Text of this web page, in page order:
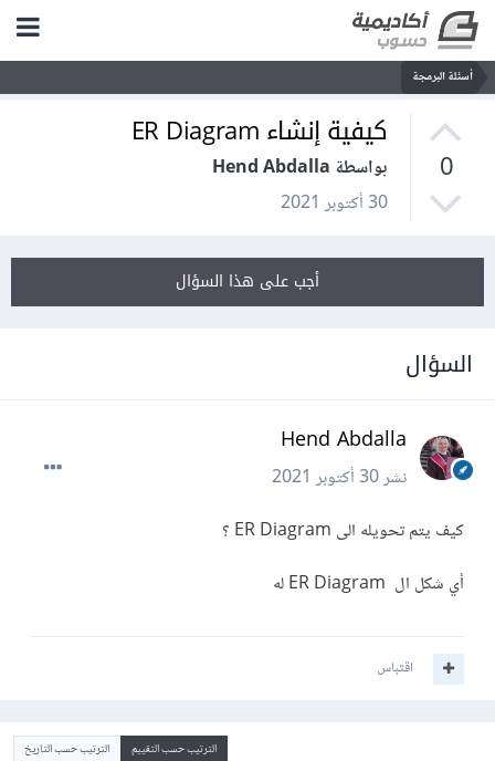
أسئلة البرمجة
0
كيفية إنشاء ER Diagram
بواسطة Hend Abdalla
30 أكتوبر 2021
أجب على هذا السؤال
السؤال
Hend Abdalla
نشر30 أكتوبر 2021
كيف يتم تحويله الى ER Diagram ؟
أي شكل ال ER Diagram له
اقتباس
الترتيب حسب التقييم الترتيب حسب التاريخ